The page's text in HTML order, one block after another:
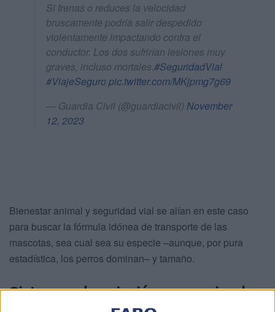
Si frenas o reduces la velocidad
bruscamente podría salir despedido
violentamente impactando contra el
conductor. Los dos sufrirían lesiones muy
graves, incluso mortales.#SeguridadVial
#ViajeSeguro pic.twitter.com/MKjpmg7g69
— Guardia Civil (@guardiacivil) November
12, 2023
Bienestar animal y seguridad vial se alían en este caso
para buscar la fórmula idónea de transporte de las
mascotas, sea cual sea su especie –aunque, por pura
estadística, los perros dominan– y tamaño.
Sistemas de sujeción para animales